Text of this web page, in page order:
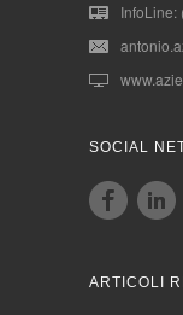
InfoLine:
SOCIAL
ARTICOLI